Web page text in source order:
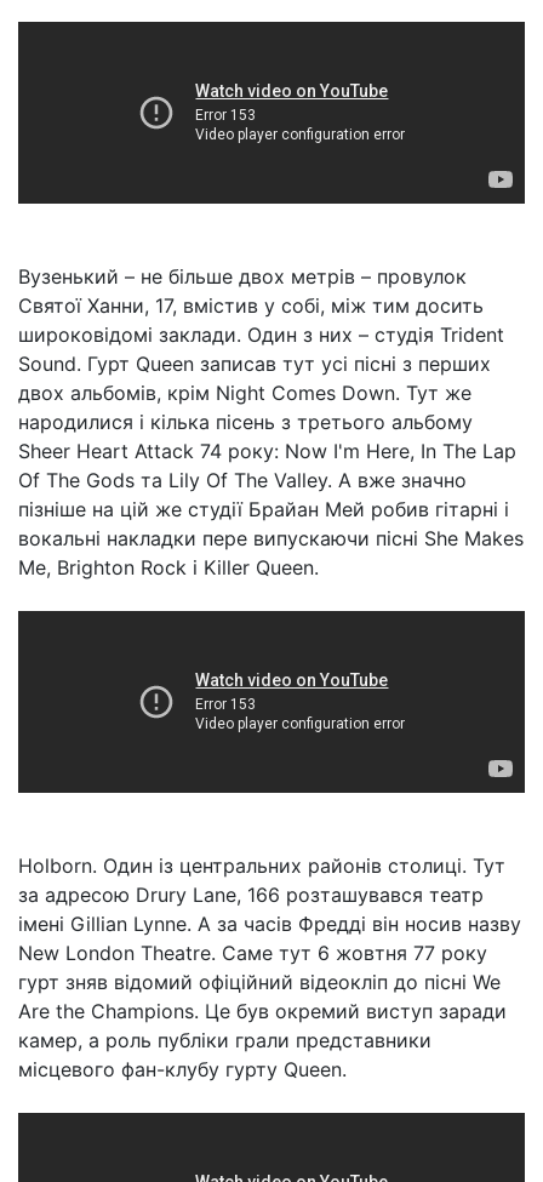
Вузенький – не більше двох метрів – провулок
Святої Ханни, 17, вмістив у собі, між тим досить
широковідомі заклади. Один з них – студія Trident
Sound. Гурт Queen записав тут усі пісні з перших
двох альбомів, крім Night Comes Down. Тут же
народилися і кілька пісень з третього альбому
Sheer Heart Attack 74 року: Now I'm Here, In The Lap
Of The Gods та Lily Of The Valley. А вже значно
пізніше на цій же студії Брайан Мей робив гітарні і
вокальні накладки пере випускаючи пісні She Makes
Me, Brighton Rock і Killer Queen.
Holborn. Один із центральних районів столиці. Тут
за адресою Drury Lane, 166 розташувався театр
імені Gillian Lynne. А за часів Фредді він носив назву
New London Theatre. Саме тут 6 жовтня 77 року
гурт зняв відомий офіційний відеокліп до пісні We
Are the Champions. Це був окремий виступ заради
камер, а роль публіки грали представники
місцевого фан-клубу гурту Queen.